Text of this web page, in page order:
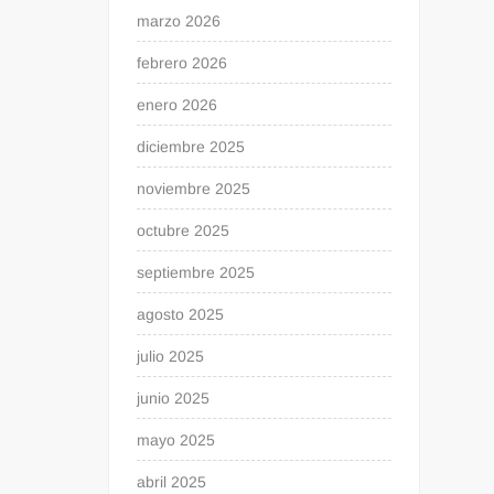
marzo 2026
febrero 2026
enero 2026
diciembre 2025
noviembre 2025
octubre 2025
septiembre 2025
agosto 2025
julio 2025
junio 2025
mayo 2025
abril 2025